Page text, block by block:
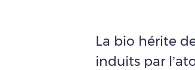
La bio hérite
induits par